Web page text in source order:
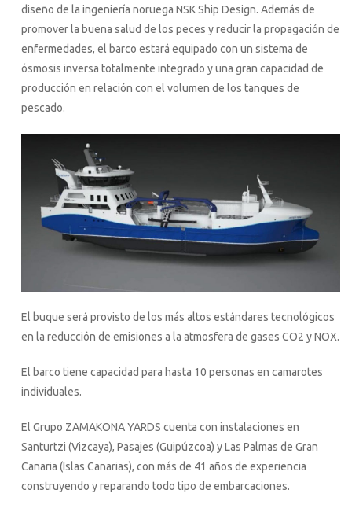
diseño de la ingeniería noruega NSK Ship Design. Además de
promover la buena salud de los peces y reducir la propagación de
enfermedades, el barco estará equipado con un sistema de
ósmosis inversa totalmente integrado y una gran capacidad de
producción en relación con el volumen de los tanques de
pescado.
El buque será provisto de los más altos estándares tecnológicos
en la reducción de emisiones a la atmosfera de gases CO2 y NOX.
El barco tiene capacidad para hasta 10 personas en camarotes
individuales.
El Grupo ZAMAKONA YARDS cuenta con instalaciones en
Santurtzi (Vizcaya), Pasajes (Guipúzcoa) y Las Palmas de Gran
Canaria (Islas Canarias), con más de 41 años de experiencia
construyendo y reparando todo tipo de embarcaciones.